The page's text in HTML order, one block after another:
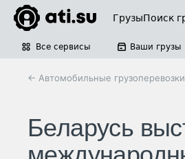
ГрузыПоиск
Все сервисы Ваши грузы
← Автомобильные грузоперевозки
Беларусь